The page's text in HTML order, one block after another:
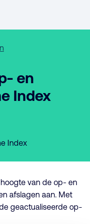
en
Index
Index
van de op- en
afslagen aan. Met
geactualiseerde op-